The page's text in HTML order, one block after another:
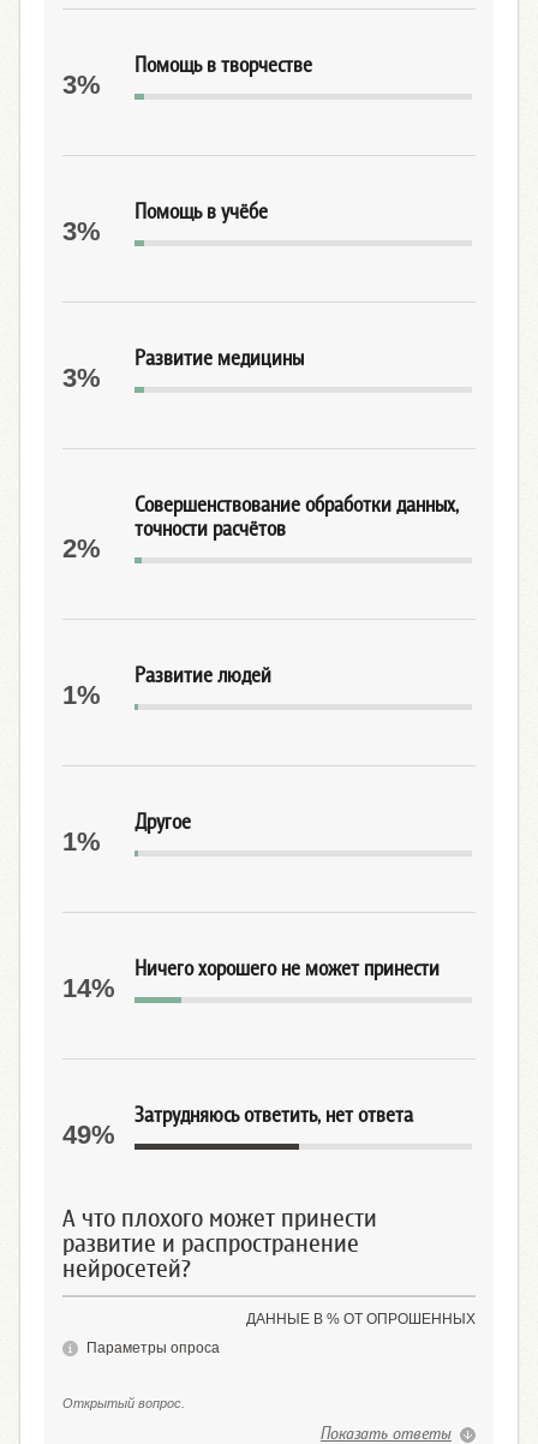
Помощь в творчестве
3%
Помощь в учёбе
3%
Развитие медицины
3%
Совершенствование обработки данных,
точности расчётов
2%
Развитие людей
1%
Другое
1%
Ничего хорошего не может принести
14%
Затрудняюсь ответить, нет ответа
49%
А что плохого может принести
развитие и распространение
нейросетей?
ДАННЫЕ В % ОТ ОПРОШЕННЫХ
Параметры опроса
Открытый вопрос.
Показать ответы